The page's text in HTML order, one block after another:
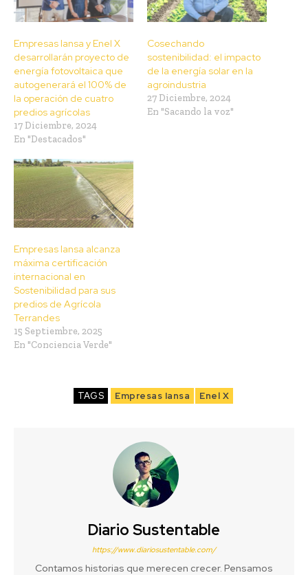
Empresas Iansa y Enel X
desarrollarán proyecto de
energía fotovoltaica que
autogenerará el 100% de
la operación de cuatro
predios agrícolas
17 Diciembre, 2024
En "Destacados"
Cosechando
sostenibilidad: el impacto
de la energía solar en la
agroindustria
27 Diciembre, 2024
En "Sacando la voz"
Empresas Iansa alcanza
máxima certificación
internacional en
Sostenibilidad para sus
predios de Agrícola
Terrandes
15 Septiembre, 2025
En "Conciencia Verde"
TAGS Empresas Iansa Enel X
Diario Sustentable
https://www.diariosustentable.com/
Contamos historias que merecen crecer. Pensamos